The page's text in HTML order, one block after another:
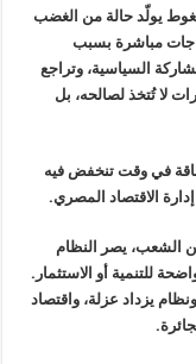
يولّد حالة من الغضب
مباشرة بسبب
السياسية، وتراجع
لا تُتخذ لصالحه، بل
في وقت تنخفض فيه
الاقتصاد المصري.
الشعب، يصر النظام
للتنمية أو الاستثمار.
يزداد عزلة، واقتصاد